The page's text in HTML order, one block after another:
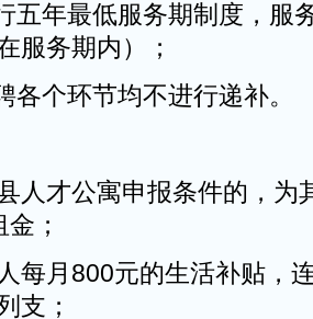
五年最低服务期制度，服
服务期内）；
各个环节均不进行递补。
人才公寓申报条件的，
；
每月800元的生活补贴，
支；